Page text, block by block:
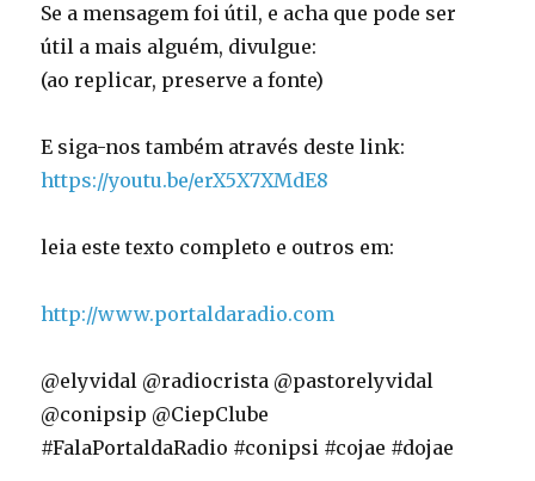
Se a mensagem foi útil, e acha que pode ser
útil a mais alguém, divulgue:
(ao replicar, preserve a fonte)
E siga-nos também através deste link:
https://youtu.be/erX5X7XMdE8
leia este texto completo e outros em:
http://www.portaldaradio.com
@elyvidal @radiocrista @pastorelyvidal
@conipsip @CiepClube
#FalaPortaldaRadio #conipsi #cojae #dojae